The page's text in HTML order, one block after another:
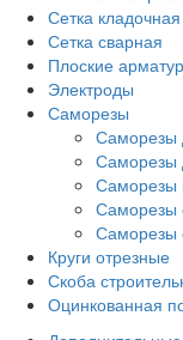
Сетка кладочная
Сетка сварная
Плоские
Электроды
Саморезы
Саморезы
Саморезы
Саморезы
Саморезы
Саморезы
Круги отрезные
Скоба
Оцинкованная